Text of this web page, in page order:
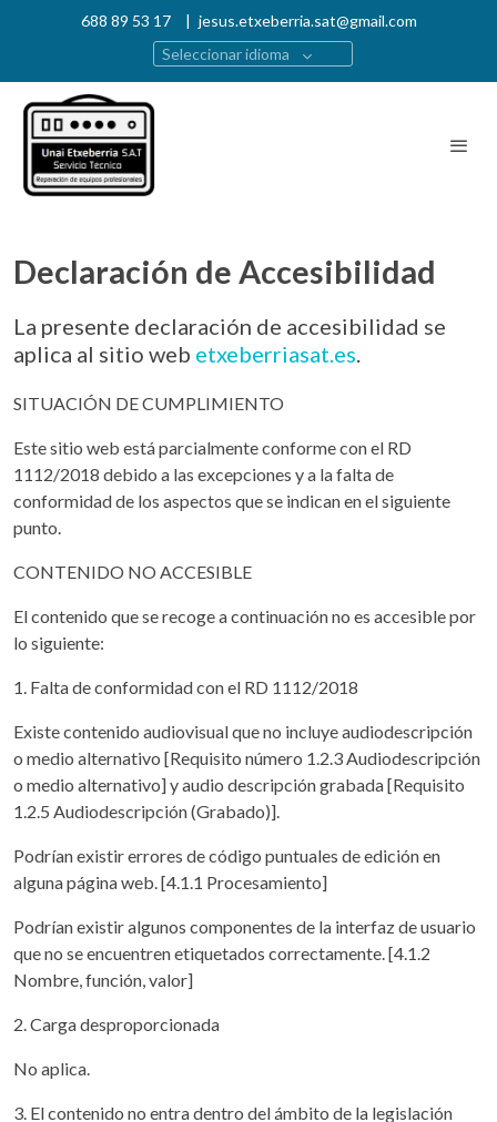
688 89 53 17 | jesus.etxeberria.sat@gmail.com
Seleccionar idioma
Declaración de Accesibilidad
La presente declaración de accesibilidad se
aplica al sitio web etxeberriasat.es.
SITUACIÓN DE CUMPLIMIENTO
Este sitio web está parcialmente conforme con el RD
1112/2018 debido a las excepciones y a la falta de
conformidad de los aspectos que se indican en el siguiente
punto.
CONTENIDO NO ACCESIBLE
El contenido que se recoge a continuación no es accesible por
lo siguiente:
1. Falta de conformidad con el RD 1112/2018
Existe contenido audiovisual que no incluye audiodescripción
o medio alternativo [Requisito número 1.2.3 Audiodescripción
o medio alternativo] y audio descripción grabada [Requisito
1.2.5 Audiodescripción (Grabado)].
Podrían existir errores de código puntuales de edición en
alguna página web. [4.1.1 Procesamiento]
Podrían existir algunos componentes de la interfaz de usuario
que no se encuentren etiquetados correctamente. [4.1.2
Nombre, función, valor]
2. Carga desproporcionada
No aplica.
3. El contenido no entra dentro del ámbito de la legislación